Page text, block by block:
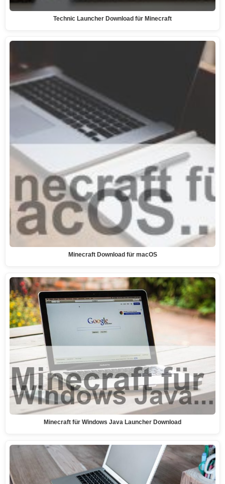
Technic Launcher Download für Minecraft
Minecraft Download für macOS
Minecraft für Windows Java Launcher Download